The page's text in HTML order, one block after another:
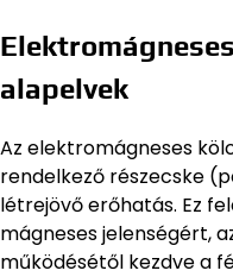
alapelvek
Az elektromágneses
rendelkező részecske
létrejövő erőhatás. Ez
mágneses jelenségért,
működésétől kezdve a